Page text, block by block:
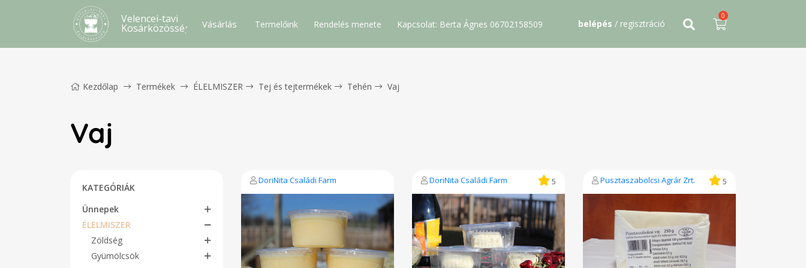
Velencei-tavi
Kosárközösség Vásárlás Termelőink Rendelés menete Kapcsolat: Berta Ágnes 06702158509 belépés / regisztráció
0
Kezdőlap Termékek ÉLELMISZER Tej és tejtermékek Tehén Vaj
Vaj
KATEGÓRIÁK
Ünnepek
ÉLELMISZER
Zöldség
Gyümölcsök
DoriNita Családi Farm DoriNita Családi Farm 5 Pusztaszabolcsi Agrár Zrt. 5